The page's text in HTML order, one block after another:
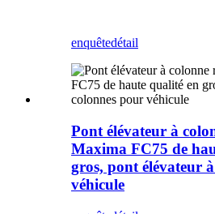
enquêtedétail
Pont élévateur à
Maxima FC75 de
gros, pont élévateur
véhicule